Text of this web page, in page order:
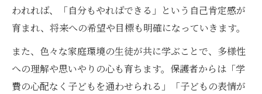
われれば、「自分もやればできる」という自己肯定感が
育まれ、将来への希望や目標も明確になっていきます。
また、色々な家庭環境の生徒が共に学ぶことで、多様性
への理解や思いやりの心も育ちます。保護者からは「学
費の心配なく子どもを通わせられる」「子どもの表情が